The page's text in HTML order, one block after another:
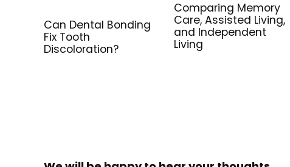
Can Dental Bonding
Fix Tooth
Discoloration?
Comparing Memory
Care, Assisted Living,
and Independent
Living